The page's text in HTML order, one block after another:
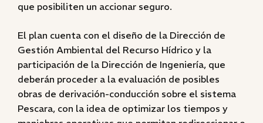
que posibiliten un accionar seguro.
El plan cuenta con el diseño de la Dirección de
Gestión Ambiental del Recurso Hídrico y la
participación de la Dirección de Ingeniería, que
deberán proceder a la evaluación de posibles
obras de derivación-conducción sobre el sistema
Pescara, con la idea de optimizar los tiempos y